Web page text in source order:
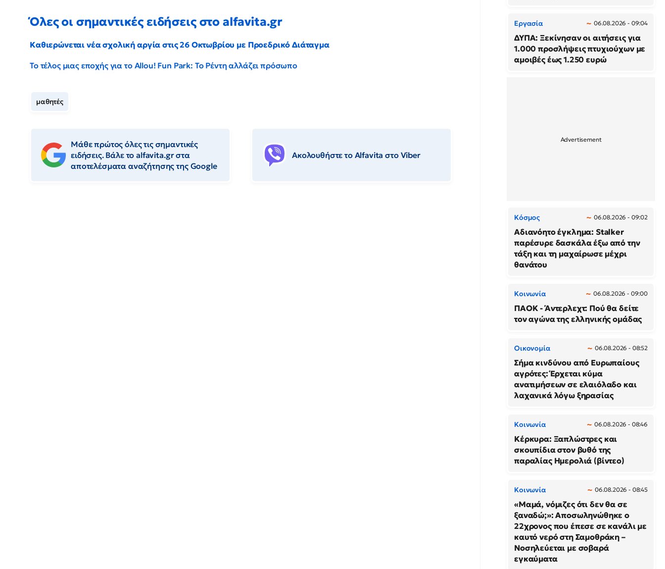
Όλες οι σημαντικές ειδήσεις στο alfavita.gr
Καθιερώνεται νέα σχολική αργία στις 26 Οκτωβρίου με Προεδρικό Διάταγμα
Το τέλος μιας εποχής για το Allou! Fun Park: Το Ρέντη αλλάζει πρόσωπο
μαθητές
Μάθε πρώτος όλες τις σημαντικές
ειδήσεις. Βάλε το alfavita.gr στα
αποτελέσματα αναζήτησης της Google
Ακολουθήστε το Αlfavita στο Viber
Εργασία 06.08.2026 - 09:04
ΔΥΠΑ: Ξεκίνησαν οι αιτήσεις για
1.000 προσλήψεις πτυχιούχων με
αμοιβές έως 1.250 ευρώ
Κόσμος 06.08.2026 - 09:02
Αδιανόητο έγκλημα: Stalker
παρέσυρε δασκάλα έξω από την
τάξη και τη μαχαίρωσε μέχρι
θανάτου
Κοινωνία 06.08.2026 - 09:00
ΠΑΟΚ - Άντερλεχτ: Πού θα δείτε
τον αγώνα της ελληνικής ομάδας
Οικονομία 06.08.2026 - 08:52
Σήμα κινδύνου από Ευρωπαίους
αγρότες: Έρχεται κύμα
ανατιμήσεων σε ελαιόλαδο και
λαχανικά λόγω ξηρασίας
Κοινωνία 06.08.2026 - 08:46
Κέρκυρα: Ξαπλώστρες και
σκουπίδια στον βυθό της
παραλίας Ημερολιά (βίντεο)
Κοινωνία 06.08.2026 - 08:45
«Μαμά, νόμιζες ότι δεν θα σε
ξαναδώ;»: Αποσωληνώθηκε ο
22χρονος που έπεσε σε κανάλι με
καυτό νερό στη Σαμοθράκη –
Νοσηλεύεται με σοβαρά
εγκαύματα